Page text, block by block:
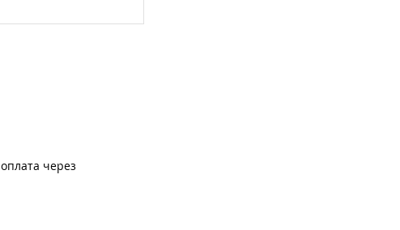
оплата через